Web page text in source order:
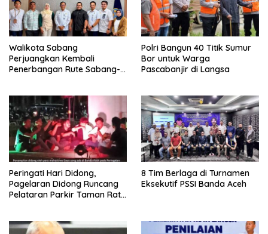
Walikota Sabang
Perjuangkan Kembali
Penerbangan Rute Sabang-
Polri Bangun 40 Titik Sumur
Bor untuk Warga
Pascabanjir di Langsa
Peringati Hari Didong,
Pagelaran Didong Runcang
Pelataran Parkir Taman Ratu
8 Tim Berlaga di Turnamen
Eksekutif PSSI Banda Aceh